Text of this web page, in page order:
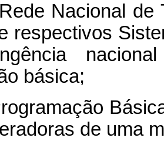
Nacional de
respectivos
básica;
Básica:
de uma